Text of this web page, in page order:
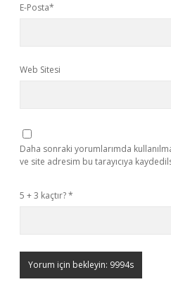
E-Posta*
Web Sitesi
Daha sonraki yorumlarımda
ve site adresim bu tarayıcıya
5 + 3 kaçtır?*